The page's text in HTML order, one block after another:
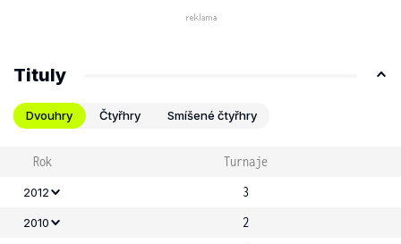
Tituly
Dvouhry Čtyřhry Smíšené čtyřhry
Rok Turnaje
2012 3
2010 2